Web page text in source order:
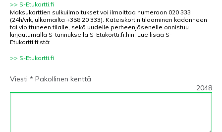
>> S-Etukortti.fi
Maksukorttien sulkuilmoitukset voi ilmoittaa numeroon 020 333
(24h/vrk, ulkomailta +358 20 333). Käteiskortin tilaaminen kadonneen
tai vioittuneen tilalle, sekä uudelle perheenjäsenelle onnistuu
kirjautumalla S-tunnuksella S-Etukortti.fi:hin. Lue lisää S-
Etukortti.fi:stä:
>> S-Etukortti.fi
Viesti * Pakollinen kenttä
2048